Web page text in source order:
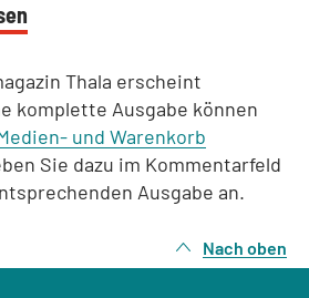
Thala erscheint
komplette Ausgabe können
und Warenkorb
Sie dazu im Kommentarfeld
Ausgabe an.
Nach oben